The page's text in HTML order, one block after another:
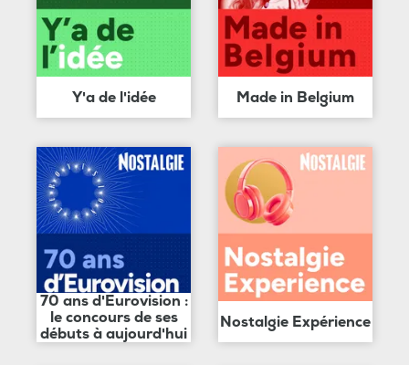
Y'a de l'idée Made in Belgium
70 ans d'Eurovision :
le concours de ses
débuts à aujourd'hui
Nostalgie Expérience